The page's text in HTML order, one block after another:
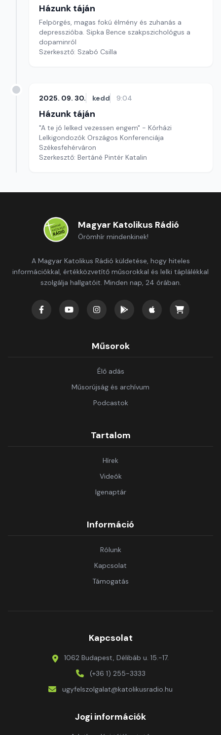
Házunk táján
Felpörgés, magas fokú élmény és zuhanás a
depresszióba. Sipka Bence szakpszichológus a
dopaminról
Szerkesztő: Szabó Csilla
2025. 09. 30. kedd 9:04
Házunk táján
"A te jó lelked vezessen engem" - Kórházi
Lelkigondozók Országos Konferenciája
Székesfehérváron
Szerkesztő: Bertáné Pintér Katalin
Magyar Katolikus Rádió
Örömhír mindenkinek!
A Magyar Katolikus Rádió küldetése, hogy hiteles
információkkal, értékközvetítő műsorokkal és lelki táplálékkal
szolgálja hallgatóit. Minden nap, 24 órában.
Műsorok
Élő adás
Műsorújság és archívum
Podcastok
Tartalom
Hírek
Videók
Igenaptár
Információ
Rólunk
Kapcsolat
Támogatás
Kapcsolat
1062 Budapest, Délibáb u. 15.-17.
(+36 1) 255-3333
ugyfelszolgalat@katolikusradio.hu
Jogi információk